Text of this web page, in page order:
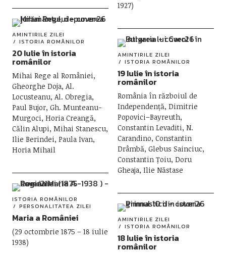
1927)
AMINTIRILE ZILEI
ISTORIA ROMÂNILOR
20 Iulie în istoria
românilor
Mihai Rege al României,
Gheorghe Doja, Al.
Locusteanu, Al. Obregia,
Paul Bujor, Gh. Munteanu-
Murgoci, Horia Creangă,
Călin Alupi, Mihai Stanescu,
Ilie Berindei, Paula Ivan,
Horia Mihail
AMINTIRILE ZILEI
ISTORIA ROMÂNILOR
19 Iulie în istoria
românilor
România în războiul de
Independență, Dimitrie
Popovici–Bayreuth,
Constantin Levaditi, N.
Carandino, Constantin
Drâmbă, Glebus Sainciuc,
Constantin Țoiu, Doru
Gheaja, Ilie Năstase
ISTORIA ROMÂNILOR
PERSONALITATEA ZILEI
Maria a României
(29 octombrie 1875 – 18 iulie
1938)
AMINTIRILE ZILEI
ISTORIA ROMÂNILOR
18 Iulie în istoria
românilor